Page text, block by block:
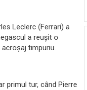
Leclerc (Ferrari) a
a reușit o
timpuriu.
primul tur, când Pierre